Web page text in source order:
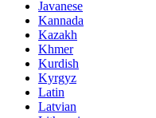
Javanese
Kannada
Kazakh
Khmer
Kurdish
Kyrgyz
Latin
Latvian